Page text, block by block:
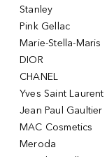
Stanley
Pink Gellac
Marie-Stella-Maris
DIOR
CHANEL
Yves Saint Laurent
Jean Paul Gaultier
MAC Cosmetics
Meroda